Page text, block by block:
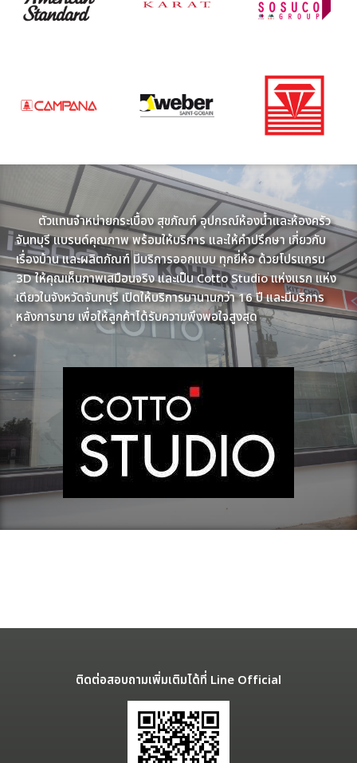
ตัวแทนจำหน่ายกระเบื้อง สุขภัณฑ์ อุปกรณ์ห้องน้ำและห้องครัว
จันทบุรี แบรนด์คุณภาพ พร้อมให้บริการ และให้คำปรึกษา เกี่ยวกับ
เรื่องบ้าน และผลิตภัณฑ์ มีบริการออกแบบ ทุกยี่ห้อ ด้วยโปรแกรม
3D ให้คุณเห็นภาพเสมือนจริง และเป็น Cotto Studio แห่งแรก แห่ง
เดียวในจังหวัดจันทบุรี เปิดให้บริการมานานกว่า 16 ปี และมีบริการ
หลังการขาย เพื่อให้ลูกค้าได้รับความพึงพอใจสูงสุด
ติดต่อสอบถามเพิ่มเติมได้ที่ Line Official